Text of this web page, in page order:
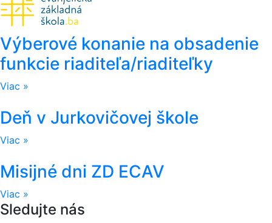
Výberové konanie na obsadenie
funkcie riaditeľa/riaditeľky
Viac »
Deň v Jurkovičovej škole
Viac »
Misijné dni ZD ECAV
Viac »
Sledujte nás